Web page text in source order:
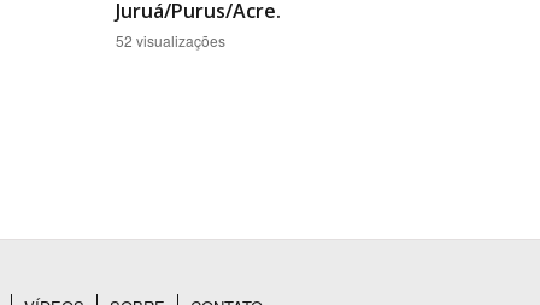
Juruá/Purus/Acre.
52 visualizações